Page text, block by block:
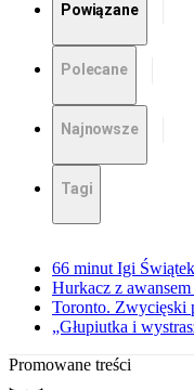
Powiązane
Polecane
Najnowsze
Tagi
66 minut Igi
Hurkacz z
Toronto. Zwycięski
„Głupiutka i
Promowane treści